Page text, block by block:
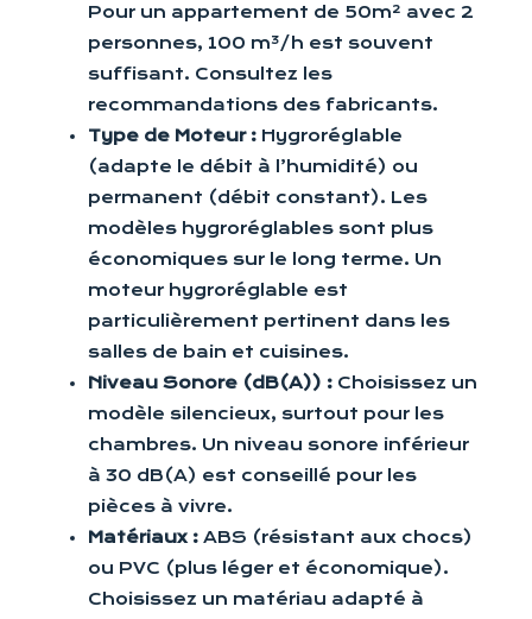
Pour un appartement de 50m² avec 2
personnes, 100 m³/h est souvent
suffisant. Consultez les
recommandations des fabricants.
Type de Moteur : Hygroréglable
(adapte le débit à l’humidité) ou
permanent (débit constant). Les
modèles hygroréglables sont plus
économiques sur le long terme. Un
moteur hygroréglable est
particulièrement pertinent dans les
salles de bain et cuisines.
Niveau Sonore (dB(A)) : Choisissez un
modèle silencieux, surtout pour les
chambres. Un niveau sonore inférieur
à 30 dB(A) est conseillé pour les
pièces à vivre.
Matériaux : ABS (résistant aux chocs)
ou PVC (plus léger et économique).
Choisissez un matériau adapté à